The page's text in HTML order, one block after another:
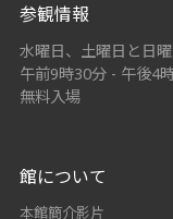
参観情報
水曜日、土曜日と日
午前9時30分 - 午後4
無料入場
館について
本館簡介影片